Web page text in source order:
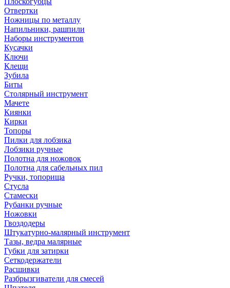
Отвертки
Ножницы по металлу
Напильники, рашпили
Наборы инструментов
Кусачки
Ключи
Клещи
Зубила
Биты
Столярный инструмент
Мачете
Киянки
Кирки
Топоры
Пилки для лобзика
Лобзики ручные
Полотна для ножовок
Полотна для сабельных пил
Ручки, топорища
Стусла
Стамески
Рубанки ручные
Ножовки
Гвоздодеры
Штукатурно-малярный инструмент
Тазы, ведра малярные
Губки для затирки
Сеткодержатели
Расшивки
Разбрызгиватели для смесей